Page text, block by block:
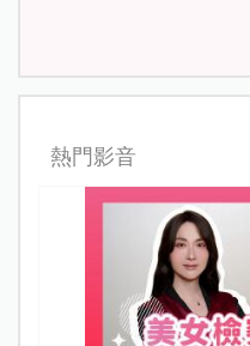
熱門影音